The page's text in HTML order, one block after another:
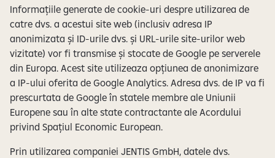
Informațiile generate de cookie-uri despre utilizarea de
catre dvs. a acestui site web (inclusiv adresa IP
anonimizata și ID-urile dvs. și URL-urile site-urilor web
vizitate) vor fi transmise și stocate de Google pe serverele
din Europa. Acest site utilizeaza opțiunea de anonimizare
a IP-ului oferita de Google Analytics. Adresa dvs. de IP va fi
prescurtata de Google în statele membre ale Uniunii
Europene sau în alte state contractante ale Acordului
privind Spațiul Economic European.
Prin utilizarea companiei JENTIS GmbH, datele dvs.